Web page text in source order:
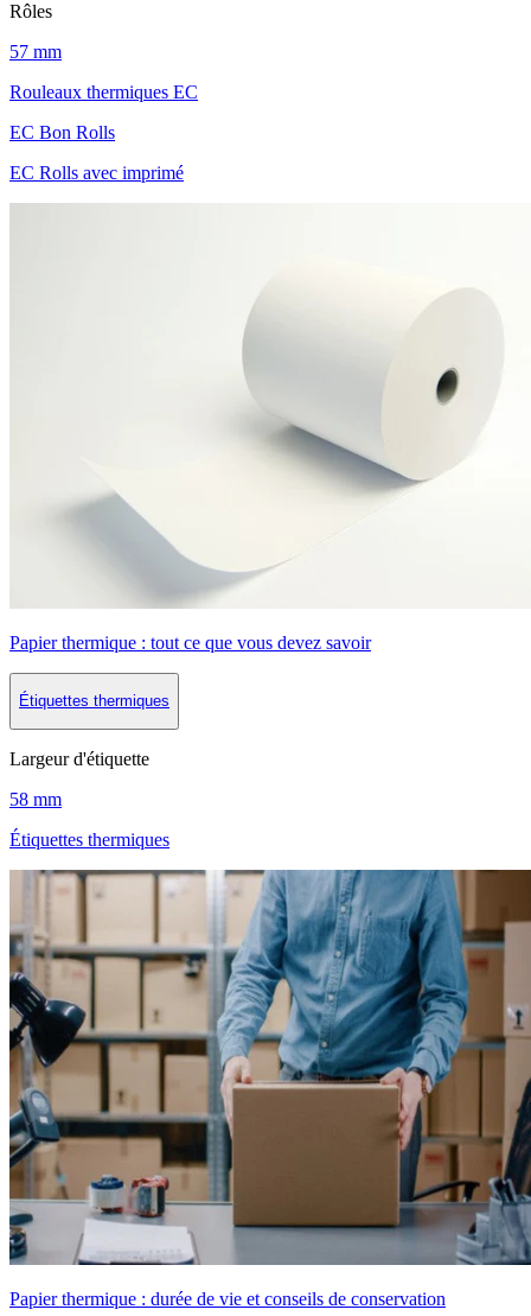
Rôles
57 mm
Rouleaux thermiques EC
EC Bon Rolls
EC Rolls avec imprimé
Papier thermique : tout ce que vous devez savoir
Étiquettes thermiques
Largeur d'étiquette
58 mm
Étiquettes thermiques
Papier thermique : durée de vie et conseils de conservation